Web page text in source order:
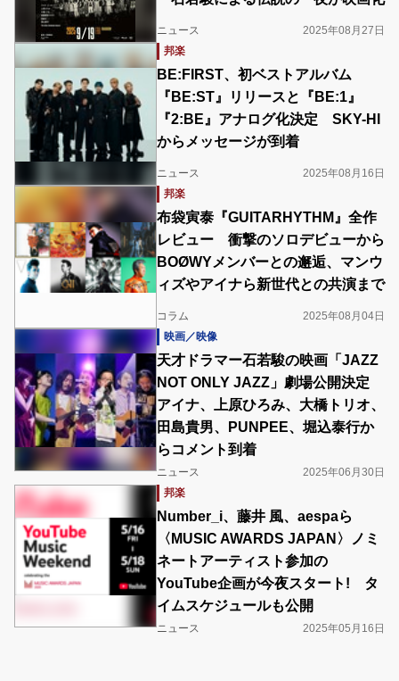
ニュース
2025年08月27日
邦楽
BE:FIRST、初ベストアルバム
『BE:ST』リリースと『BE:1』
『2:BE』アナログ化決定 SKY-HI
からメッセージが到着
ニュース
2025年08月16日
邦楽
布袋寅泰『GUITARHYTHM』全作
レビュー 衝撃のソロデビューから
BOØWYメンバーとの邂逅、マンウ
ィズやアイナら新世代との共演まで
コラム
2025年08月04日
映画／映像
天才ドラマー石若駿の映画「JAZZ
NOT ONLY JAZZ」劇場公開決定
アイナ、上原ひろみ、大橋トリオ、
田島貴男、PUNPEE、堀込泰行か
らコメント到着
ニュース
2025年06月30日
邦楽
Number_i、藤井 風、aespaら
〈MUSIC AWARDS JAPAN〉ノミ
ネートアーティスト参加の
YouTube企画が今夜スタート! タ
イムスケジュールも公開
ニュース 2025年05月16日